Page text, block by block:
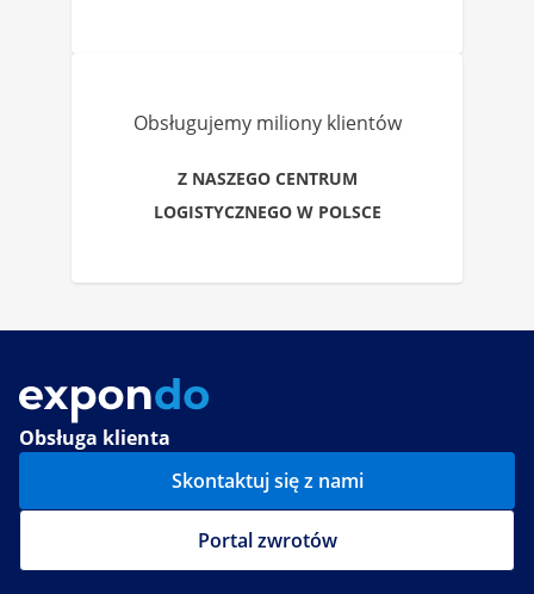
Obsługujemy miliony klientów
Z NASZEGO CENTRUM
LOGISTYCZNEGO W POLSCE
Obsługa klienta
Skontaktuj się z nami
Portal zwrotów